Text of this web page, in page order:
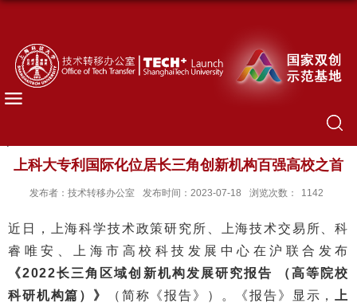
上科大专利国际化位居长三角创新机构百强高校之首
发布者：技术转移办公室 发布时间：2023-07-18 浏览次数： 1142
近日，上海科学技术政策研究所、上海技术交易所、科
睿唯安、上海市高校科技发展中心在沪联合发布
《2022长三角区域创新机构发展研究报告 （高等院校
科研机构篇）》
（简称《报告》）。《报告》显示，
上